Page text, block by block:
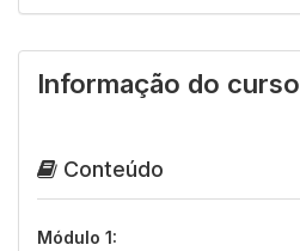
Informação do curso
Conteúdo
Módulo 1: